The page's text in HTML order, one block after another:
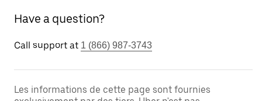
Have a question?
Call support at 1 (866) 987-3743
Les informations de cette page sont fournies